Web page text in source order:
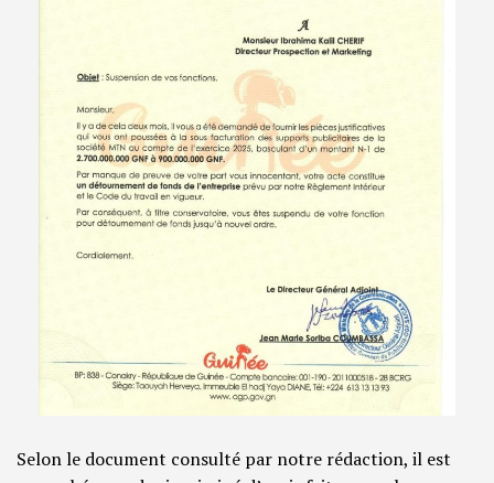
Selon le document consulté par notre rédaction, il est